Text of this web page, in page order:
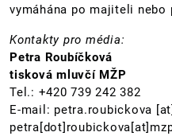
vymáhána po majiteli nebo
Kontakty pro média:
Petra Roubíčková
tisková mluvčí MŽP
Tel.: +420 739 242 382
E-mail: petra.roubickova [at]